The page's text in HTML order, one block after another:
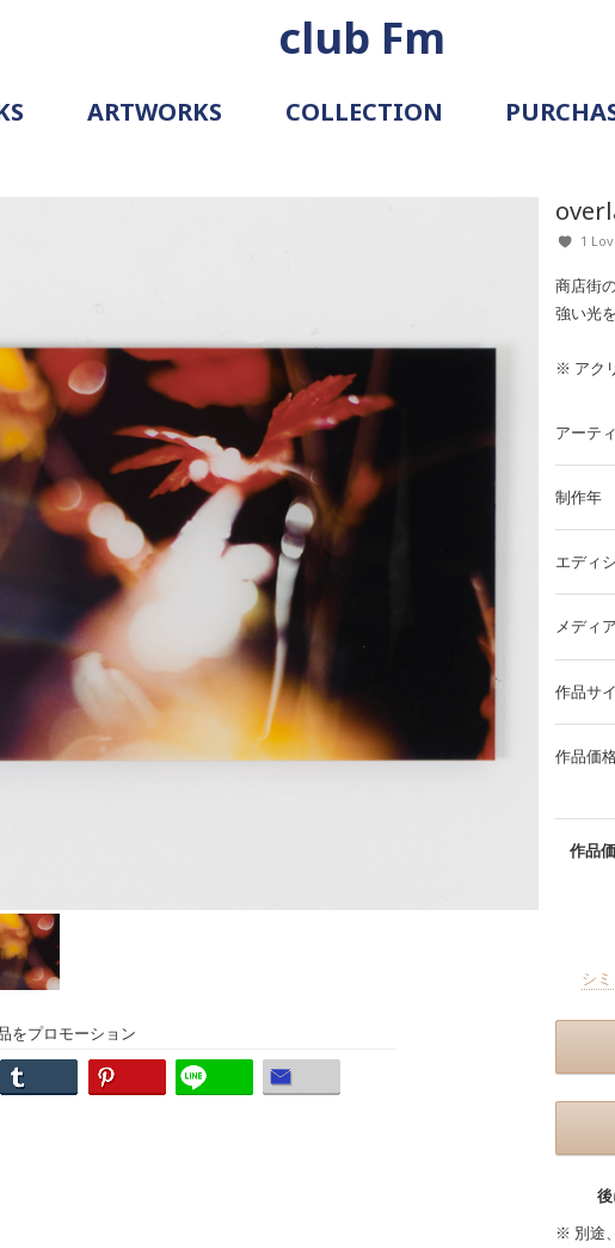
club Fm
ARTWORKS
COLLECTION
をプロモーション
1
商店街
強い光
※ アク
アーテ
制作年
エディ
メディア
作品サ
作品価
作品
シ
※ 別途